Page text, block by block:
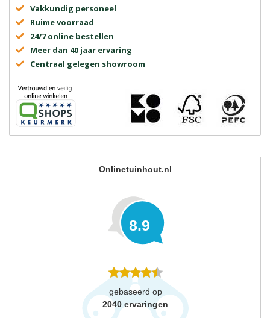
Vakkundig personeel
Ruime voorraad
24/7 online bestellen
Meer dan 40 jaar ervaring
Centraal gelegen showroom
Onlinetuinhout.nl
8.9
gebaseerd op
2040 ervaringen